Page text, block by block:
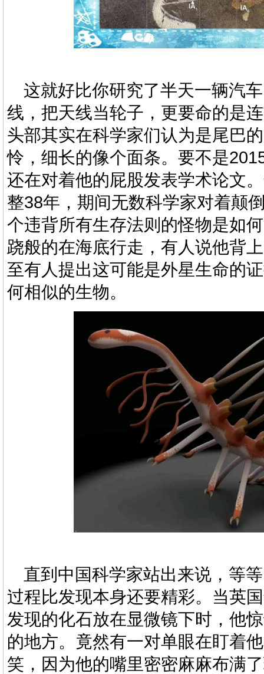
这就好比你研究了半天一辆汽
线，把天线当轮子，更要命的是
头部其实在科学家们认为是尾巴
怜，细长的像个面条。要不是
还在对着他的屁股发表学术论文
整38年，期间无数科学家对着颠
个违背所有生存法则的怪物是如
跷般的在海底行走，有人说他背
至有人提出这可能是外星生命的
何相似的生物。
直到中国科学家站出来说，等
过程比发现本身还要精彩。当英
发现的化石放在显微镜下时，他
的地方。竟然有一对单眼在盯着
笑，因为他的嘴里密密麻麻布满